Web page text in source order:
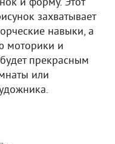
захватывает
навыки, а
моторики и
прекрасным
или